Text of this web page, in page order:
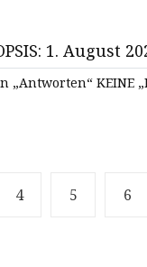
1. August
KEINE
4 5 6